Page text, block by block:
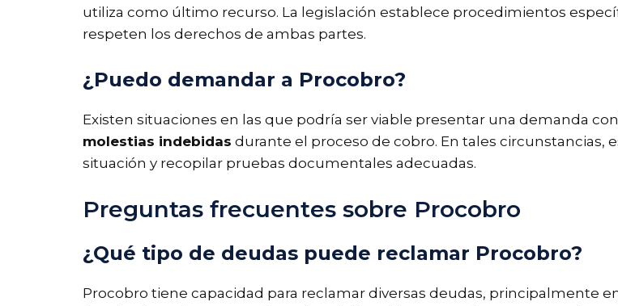
utiliza como último recurso. La legislación establece procedimientos
respeten los derechos de ambas partes.
¿Puedo demandar a Procobro?
Existen situaciones en las que podría ser viable presentar una demanda
molestias indebidas durante el proceso de cobro. En tales circunstancias,
situación y recopilar pruebas documentales adecuadas.
Preguntas frecuentes sobre Procobro
¿Qué tipo de deudas puede reclamar Procobro?
Procobro tiene capacidad para reclamar diversas deudas, principalmente